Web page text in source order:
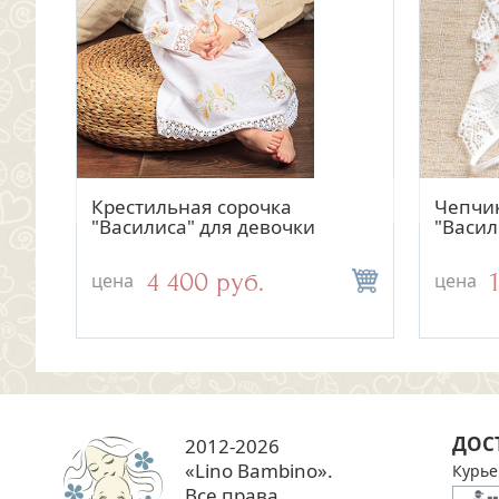
Быстрый просмотр
Крестильная сорочка
"Василиса" для девочки
цена 4 400 руб. цена
Быстрый просмотр
Пеленка для крещения с
капюшоном "Георгий"
цена 1 700 руб. цена
2012-2026
«Lino Bambino».